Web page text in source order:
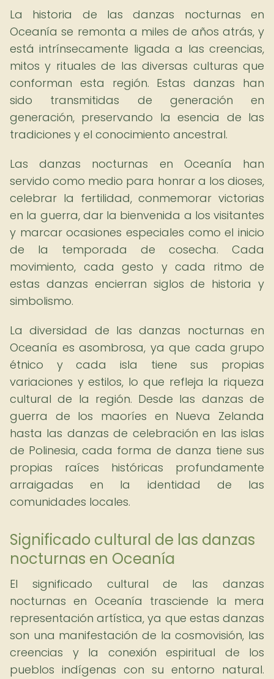
La historia de las danzas nocturnas en
Oceanía se remonta a miles de años atrás, y
está intrínsecamente ligada a las creencias,
mitos y rituales de las diversas culturas que
conforman esta región. Estas danzas han
sido transmitidas de generación en
generación, preservando la esencia de las
tradiciones y el conocimiento ancestral.
Las danzas nocturnas en Oceanía han
servido como medio para honrar a los dioses,
celebrar la fertilidad, conmemorar victorias
en la guerra, dar la bienvenida a los visitantes
y marcar ocasiones especiales como el inicio
de la temporada de cosecha. Cada
movimiento, cada gesto y cada ritmo de
estas danzas encierran siglos de historia y
simbolismo.
La diversidad de las danzas nocturnas en
Oceanía es asombrosa, ya que cada grupo
étnico y cada isla tiene sus propias
variaciones y estilos, lo que refleja la riqueza
cultural de la región. Desde las danzas de
guerra de los maoríes en Nueva Zelanda
hasta las danzas de celebración en las islas
de Polinesia, cada forma de danza tiene sus
propias raíces históricas profundamente
arraigadas en la identidad de las
comunidades locales.
Significado cultural de las danzas
nocturnas en Oceanía
El significado cultural de las danzas
nocturnas en Oceanía trasciende la mera
representación artística, ya que estas danzas
son una manifestación de la cosmovisión, las
creencias y la conexión espiritual de los
pueblos indígenas con su entorno natural.